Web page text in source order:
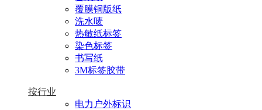
覆膜铜版纸
洗水唛
热敏纸标签
染色标签
书写纸
3M标签胶带
按行业
电力户外标识